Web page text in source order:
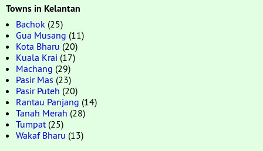
Towns in Kelantan
Bachok (25)
Gua Musang (11)
Kota Bharu (20)
Kuala Krai (17)
Machang (29)
Pasir Mas (23)
Pasir Puteh (20)
Rantau Panjang (14)
Tanah Merah (28)
Tumpat(25)
Wakaf Bharu (13)